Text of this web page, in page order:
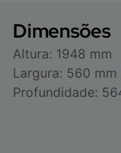
Dimensões
Altura: 1948 mm
Largura: 560 mm
Profundidade: